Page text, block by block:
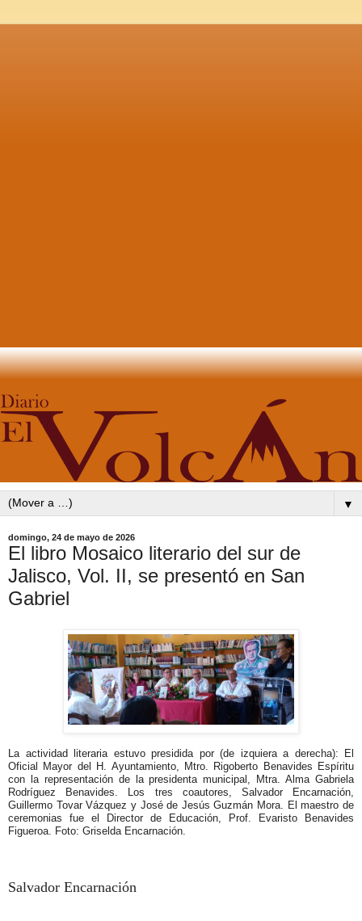
▼
domingo, 24 de mayo de 2026
El libro Mosaico literario del sur de
Jalisco, Vol. II, se presentó en San
Gabriel
La actividad literaria estuvo presidida por (de izquiera a derecha): El
Oficial Mayor del H. Ayuntamiento, Mtro. Rigoberto Benavides Espíritu
con la representación de la presidenta municipal, Mtra. Alma Gabriela
Rodríguez Benavides. Los tres coautores, Salvador Encarnación,
Guillermo Tovar Vázquez y José de Jesús Guzmán Mora. El maestro de
ceremonias fue el Director de Educación, Prof. Evaristo Benavides
Figueroa. Foto: Griselda Encarnación.
Salvador Encarnación